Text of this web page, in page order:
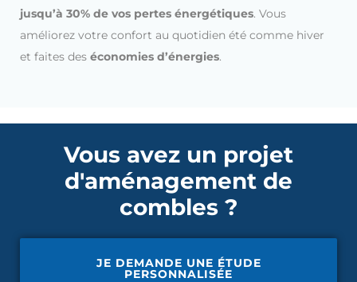
jusqu’à 30% de vos pertes énergétiques. Vous
améliorez votre confort au quotidien été comme hiver
et faites des économies d’énergies.
Vous avez un projet
d'aménagement de
combles ?
JE DEMANDE UNE ÉTUDE
PERSONNALISÉE